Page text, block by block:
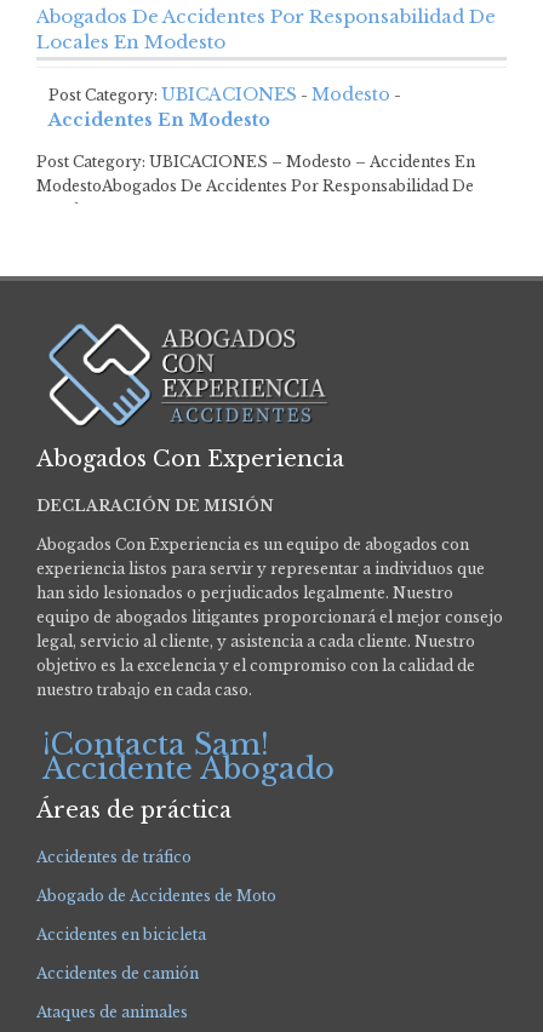
Abogados De Accidentes Por Responsabilidad De
Locales En Modesto
Post Category: UBICACIONES - Modesto -
Accidentes En Modesto
Post Category: UBICACIONES – Modesto – Accidentes En
ModestoAbogados De Accidentes Por Responsabilidad De
Abogados Con Experiencia
DECLARACIÓN DE MISIÓN
Abogados Con Experiencia es un equipo de abogados con
experiencia listos para servir y representar a individuos que
han sido lesionados o perjudicados legalmente. Nuestro
equipo de abogados litigantes proporcionará el mejor consejo
legal, servicio al cliente, y asistencia a cada cliente. Nuestro
objetivo es la excelencia y el compromiso con la calidad de
nuestro trabajo en cada caso.
¡Contacta Sam!
Accidente Abogado
Áreas de práctica
Accidentes de tráfico
Abogado de Accidentes de Moto
Accidentes en bicicleta
Accidentes de camión
Ataques de animales